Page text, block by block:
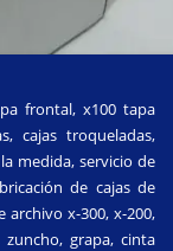
frontal, x100 tapa
cajas troqueladas,
medida, servicio de
de cajas de
archivo x-300, x-200,
grapa, cinta